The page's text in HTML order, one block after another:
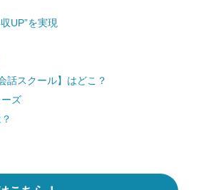
UP”を実現
スクール】はどこ？
ズ